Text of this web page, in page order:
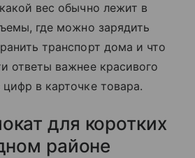
вес обычно лежит в
где можно зарядить
транспорт дома и что
ответы важнее красивого
в карточке товара.
для коротких
районе